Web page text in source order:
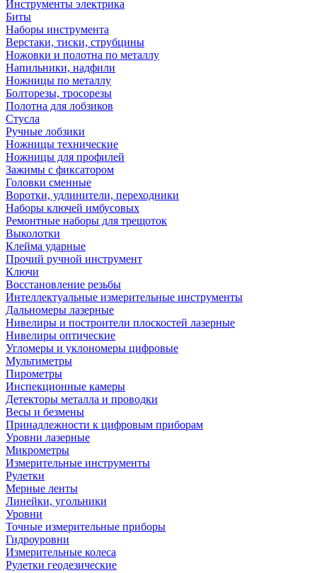
Инструменты электрика
Биты
Наборы инструмента
Верстаки, тиски, струбцины
Ножовки и полотна по металлу
Напильники, надфили
Ножницы по металлу
Болторезы, тросорезы
Полотна для лобзиков
Стусла
Ручные лобзики
Ножницы технические
Ножницы для профилей
Зажимы с фиксатором
Головки сменные
Воротки, удлинители, переходники
Наборы ключей имбусовых
Ремонтные наборы для трещоток
Выколотки
Клейма ударные
Прочий ручной инструмент
Ключи
Восстановление резьбы
Интеллектуальные измерительные инструменты
Дальномеры лазерные
Нивелиры и построители плоскостей лазерные
Нивелиры оптические
Угломеры и уклономеры цифровые
Мультиметры
Пирометры
Инспекционные камеры
Детекторы металла и проводки
Весы и безмены
Принадлежности к цифровым приборам
Уровни лазерные
Микрометры
Измерительные инструменты
Рулетки
Мерные ленты
Линейки, угольники
Уровни
Точные измерительные приборы
Гидроуровни
Измерительные колеса
Рулетки геодезические